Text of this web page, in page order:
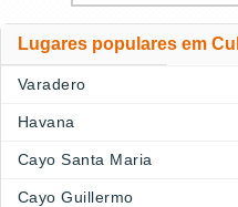
Lugares populares em
Varadero
Havana
Cayo Santa Maria
Cayo Guillermo